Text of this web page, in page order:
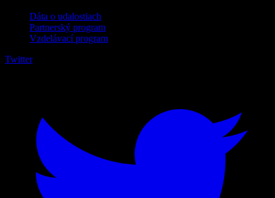
Dáta o udalostiach
Partnerský program
Vzdelávací program
Twitter